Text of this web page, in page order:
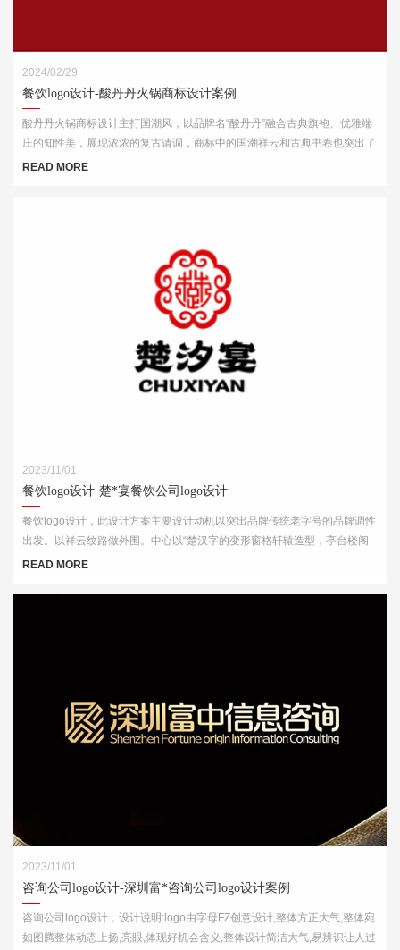
2024/02/29
餐饮logo设计-酸丹丹火锅商标设计案例
酸丹丹火锅商标设计主打国潮风，以品牌名“酸丹丹”融合古典旗袍、优雅端
庄的知性美，展现浓浓的复古请调，商标中的国潮祥云和古典书卷也突出了
中式元素，“祥云”又代表了吉祥，喜庆，幸福，更有人间烟火的气息，象征
READ MORE
2023/11/01
餐饮logo设计-楚*宴餐饮公司logo设计
餐饮logo设计，此设计方案主要设计动机以突出品牌传统老字号的品牌调性
出发。以祥云纹路做外围。中心以“楚汉字的变形窗格轩辕造型，亭台楼阁
酒肆的视觉印象，链接企业的行业特征
READ MORE
2023/11/01
咨询公司logo设计-深圳富*咨询公司logo设计案例
咨询公司logo设计，设计说明:logo由字母FZ创意设计,整体方正大气,整体宛
如图腾整体动态上扬,亮眼,体现好机会含义,整体设计简洁大气,易辨识让人过